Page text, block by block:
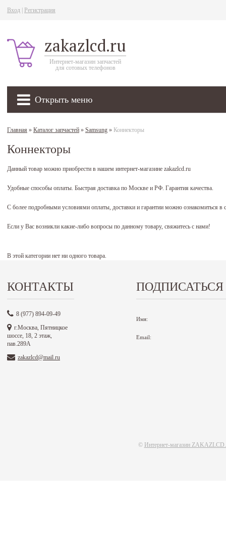
Вход Регистрация
zakazlcd.ru
Интернет-магазин запчастей
для сотовых телефонов
Открыть меню
Главная » Каталог запчастей » Samsung » Коннекторы
Коннекторы
Данный товар можно приобрести в нашем интернет-магазине zakazlcd.ru
Удобные способы оплаты. Быстрая доставка по Москве и РФ. Гарантия качества.
С более подробными условиями оплаты, доставки и гарантии можно ознакомиться в
Если у Вас возникли какие-либо вопросы по данному товару, свяжитесь с нами!
В этой категории нет ни одного товара.
КОНТАКТЫ
8 (977) 894-09-49
г.Москва, Пятницкое
шоссе, 18, 2 этаж,
пав.289А
zakazlcd@mail.ru
Имя:
Email:
© Интернет-магазин